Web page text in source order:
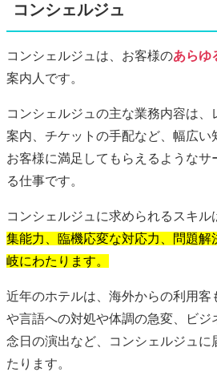
コンシェルジュ
コンシェルジュは、お客様のあらゆ
案内人です。
コンシェルジュの主な業務内容は
案内、チケットの手配など、幅広い
お客様に満足してもらえるような
る仕事です。
コンシェルジュに求められるスキル
集能力、臨機応変な対応力、問題解
岐にわたります。
近年のホテルは、海外からの利用客
や言語への対処や体調の急変、ビジ
念日の演出など、コンシェルジュに
たります。